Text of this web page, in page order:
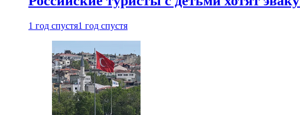
1 год спустя1 год спустя